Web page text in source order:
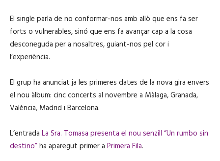
El single parla de no conformar-nos amb allò que ens fa ser
forts o vulnerables, sinó que ens fa avançar cap a la cosa
desconeguda per a nosaltres, guiant-nos pel cor i
l’experiència.
El grup ha anunciat ja les primeres dates de la nova gira envers
el nou àlbum: cinc concerts al novembre a Màlaga, Granada,
València, Madrid i Barcelona.
L’entrada La Sra. Tomasa presenta el nou senzill “Un rumbo sin
destino”ha aparegut primer a Primera Fila.